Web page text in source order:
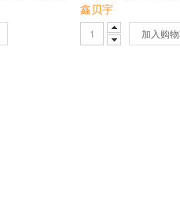
鑫贝宇
加入购